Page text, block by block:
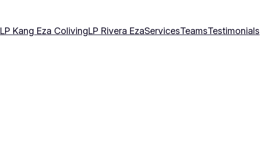
LP Kang Eza ColivingLP Rivera EzaServicesTeamsTestimonials